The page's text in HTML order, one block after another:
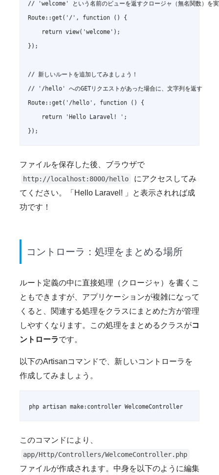
// 'welcome' という名前のビューを返すクロージャ（無名関数）を
Route::get('/', function () {
    return view('welcome');
});
// 新しいルートを追加してみましょう！
// '/hello' へのGETリクエストがあった場合に、文字列を返す
Route::get('/hello', function () {
    return 'Hello Laravel! ';
ファイルを保存した後、ブラウザで
http://localhost:8000/hello
にアクセスしてみ
てください。「Hello Laravel! 」と表示されれば成
功です！
コントローラ：処理をまとめる場所
ルート定義の中に直接処理（クロージャ）を書くこ
ともできますが、アプリケーションが複雑になって
くると、関連する処理をクラスにまとめた方が管理
しやすくなります。この処理をまとめるクラスがコ
ントローラです。
以下のArtisanコマンドで、新しいコントローラを
作成してみましょう。
php artisan make:controller WelcomeController
このコマンドにより、
app/Http/Controllers/WelcomeController.php
ファイルが作成されます。中身を以下のように編集